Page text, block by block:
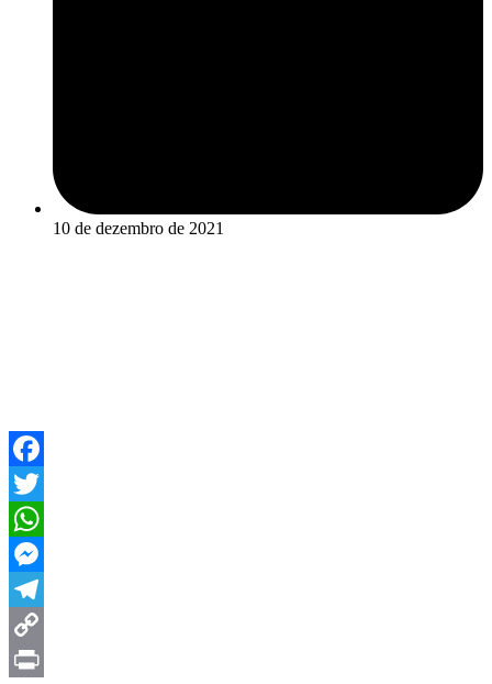
10 de dezembro de 2021
Facebook
Twitter
WhatsApp
Messenger
Telegram
Copy